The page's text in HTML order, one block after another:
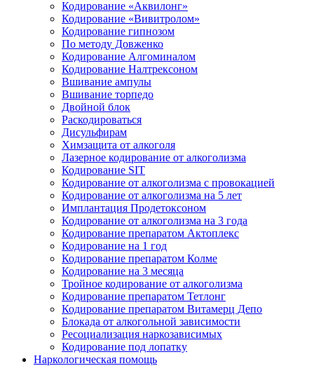
Кодирование «Аквилонг»
Кодирование «Вивитролом»
Кодирование гипнозом
По методу Довженко
Кодирование Алгоминалом
Кодирование Налтрексоном
Вшивание ампулы
Вшивание торпедо
Двойной блок
Раскодироваться
Дисульфирам
Химзащита от алкоголя
Лазерное кодирование от алкоголизма
Кодирование SIT
Кодирование от алкоголизма с провокацией
Кодирование от алкоголизма на 5 лет
Имплантация Продетоксоном
Кодирование от алкоголизма на 3 года
Кодирование препаратом Актоплекс
Кодирование на 1 год
Кодирование препаратом Колме
Кодирование на 3 месяца
Тройное кодирование от алкоголизма
Кодирование препаратом Тетлонг
Кодирование препаратом Витамерц Депо
Блокада от алкогольной зависимости
Ресоциализация наркозависимых
Кодирование под лопатку
Наркологическая помощь